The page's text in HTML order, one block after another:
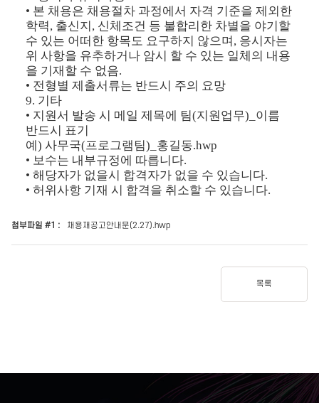
• 본 채용은 채용절차 과정에서 자격 기준을 제외한
학력, 출신지 , 신체조건 등 불합리한 차별을 야기할
수 있는 어떠한 항목도 요구하지 않으며 , 응시자는
위 사항을 유추하거나 암시 할 수 있는 일체의 내용
을 기재할 수 없음.
• 전형별 제출서류는 반드시 주의 요망
9. 기타
• 지원서 발송 시 메일 제목에 팀(지원업무)_ 이름
반드시 표기
예) 사무국(프로그램팀)_ 홍길동.hwp
• 보수는 내부규정에 따릅니다.
• 해당자가 없을시 합격자가 없을 수 있습니다.
• 허위사항 기재 시 합격을 취소할 수 있습니다.
첨부파일 #1 : 채용재공고안내문(2.27).hwp
목록